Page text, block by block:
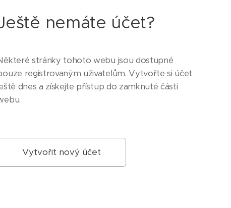
nemáte účet?
stránky tohoto webu jsou dostupné
registrovaným uživatelům. Vytvořte si účet
dnes a získejte přístup do zamknuté části
Vytvořit nový účet